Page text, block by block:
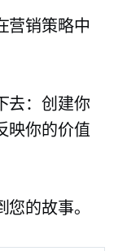
营销策略中
去：创建你
映你的价值
的故事。